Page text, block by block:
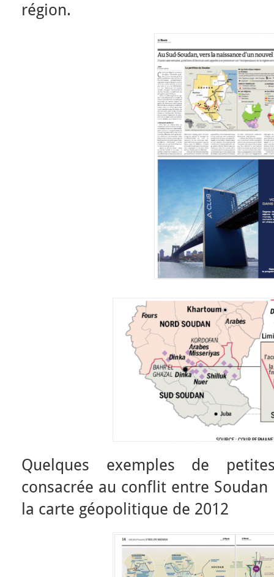
région.
Quelques exemples de
consacrée au conflit entre
la carte géopolitique de 2012